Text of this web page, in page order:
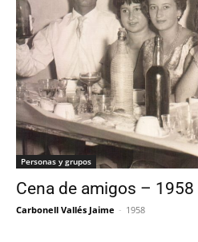
Personas y grupos
Cena de amigos – 1958
Carbonell Vallés Jaime - 1958